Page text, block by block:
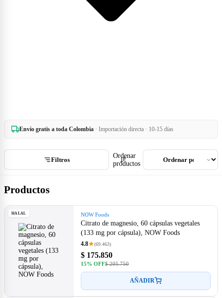
Envío gratis a toda Colombia · Importación directa · 10-15 días
Filtros
Ordenar
productos
Productos
HALAL NOW Foods
Citrato de magnesio, 60 cápsulas vegetales
(133 mg por cápsula), NOW Foods
4.8 (69.463)
$ 175.850
15% OFF$ 205.750
AÑADIR